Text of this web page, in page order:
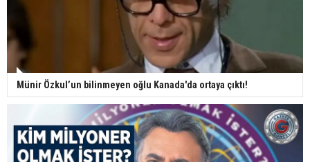
Münir Özkul’un bilinmeyen oğlu Kanada'da ortaya çıktı!